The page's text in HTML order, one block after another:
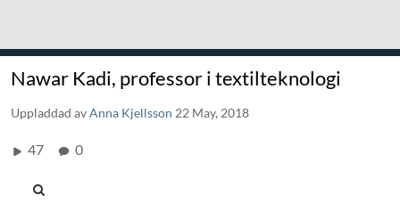
Nawar Kadi, professor i textilteknologi
Uppladdad avAnna Kjellsson 22 May, 2018
47 0